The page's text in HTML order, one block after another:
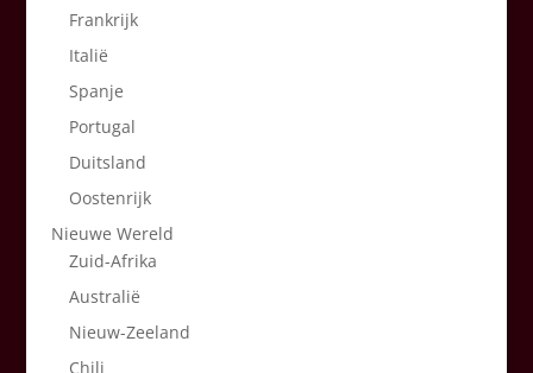
Frankrijk
Italië
Spanje
Portugal
Duitsland
Oostenrijk
Nieuwe Wereld
Zuid-Afrika
Australië
Nieuw-Zeeland
Chili